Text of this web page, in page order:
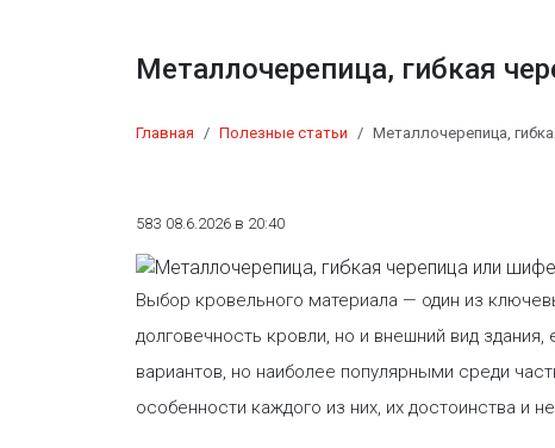
Металлочерепица, гибкая
Главная Полезные статьи Металлочерепица,
583 08.6.2026 в 20:40
Выбор кровельного материала — один из
долговечность кровли, но и внешний вид
вариантов, но наиболее популярными среди
особенности каждого из них, их достоинства и